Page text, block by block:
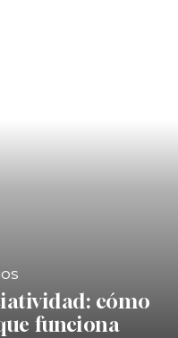
cómo
funciona